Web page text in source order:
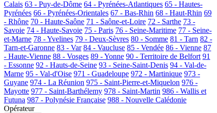
Calais 63 - Puy-de-Dôme 64 - Pyrénées-Atlantiques 65 - Hautes-
Pyrénées 66 - Pyrénées-Orientales 67 - Bas-Rhin 68 - Haut-Rhin 69
- Rhône 70 - Haute-Saône 71 - Saône-et-Loire 72 - Sarthe 73 -
Savoie 74 - Haute-Savoie 75 - Paris 76 - Seine-Maritime 77 - Seine-
et-Marne 78 - Yvelines 79 - Deux-Sèvres 80 - Somme 81 - Tarn 82 -
Tarn-et-Garonne 83 - Var 84 - Vaucluse 85 - Vendée 86 - Vienne 87
- Haute-Vienne 88 - Vosges 89 - Yonne 90 - Territoire de Belfort 91
- Essonne 92 - Hauts-de-Seine 93 - Seine-Saint-Denis 94 - Val-de-
Marne 95 - Val-d'Oise 971 - Guadeloupe 972 - Martinique 973 -
Guyane 974 - La Réunion 975 - Saint-Pierre-et-Miquelon 976 -
Mayotte 977 - Saint-Barthélemy 978 - Saint-Martin 986 - Wallis et
Futuna 987 - Polynésie Française 988 - Nouvelle Calédonie
Opérateur